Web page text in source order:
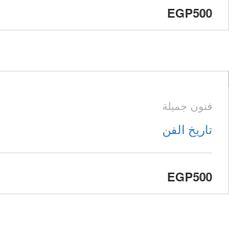
EGP500
فنون جميلة
تاريخ الفن
EGP500